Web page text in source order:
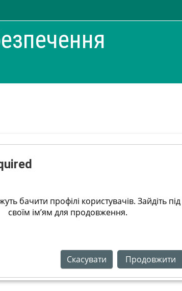
бачити профілі користувачів. Зайдіть під
своїм ім’ям для продовження.
Скасувати Продовжити